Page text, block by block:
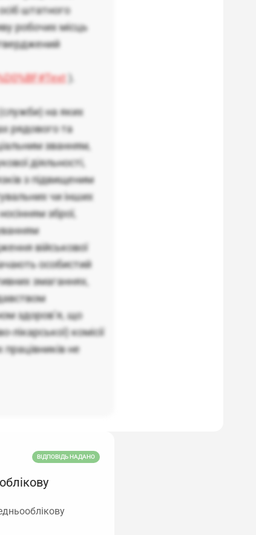
штатного
робочих місць
).
на яких
рядового та
званням,
діяльності,
з підвищеним
чи інших
зброї,
військової
особистий
змаганнях,
здоров’я, що
комісії
не
ВІДПОВІДЬ НАДАНО